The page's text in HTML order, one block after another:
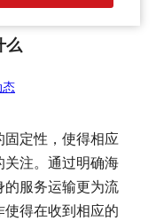
么
态
固定性，使得相应
关注。通过明确海
的服务运输更为流
得在收到相应的